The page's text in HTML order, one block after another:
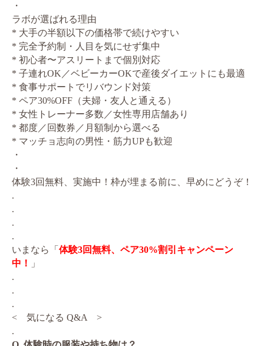
・
ラボが選ばれる理由
* 大手の半額以下の価格帯で続けやすい
* 完全予約制・人目を気にせず集中
* 初心者〜アスリートまで個別対応
* 子連れOK／ベビーカーOKで産後ダイエットにも最適
* 食事サポートでリバウンド対策
* ペア30%OFF（夫婦・友人と通える）
* 女性トレーナー多数／女性専用店舗あり
* 都度／回数券／月額制から選べる
* マッチョ志向の男性・筋力UPも歓迎
・
・
体験3回無料、実施中！枠が埋まる前に、早めにどうぞ！
.
.
.
.
いまなら「 体験3回無料、ペア30%割引キャンペーン
中！
」
.
.
.
< 気になる Q&A >
.